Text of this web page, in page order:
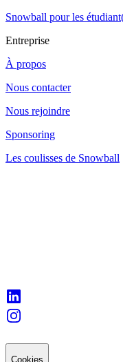
Snowball pour les
Entreprise
À propos
Nous contacter
Nous rejoindre
Sponsoring
Les coulisses de Snowball
Cookies